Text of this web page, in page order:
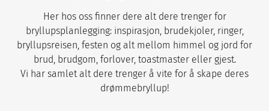
Her hos oss finner dere alt dere trenger for
bryllupsplanlegging: inspirasjon, brudekjoler, ringer,
bryllupsreisen, festen og alt mellom himmel og jord for
brud, brudgom, forlover, toastmaster eller gjest.
Vi har samlet alt dere trenger å vite for å skape deres
drømmebryllup!